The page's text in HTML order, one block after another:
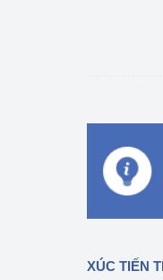
XÚC TIẾN